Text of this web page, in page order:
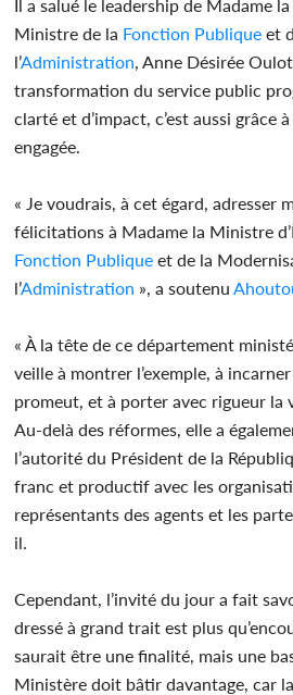
Il a salué le leadership de Madame
Ministre de la Fonction Publique et
l’Administration, Anne Désirée
transformation du service public
clarté et d’impact, c’est aussi grâce
engagée.
« Je voudrais, à cet égard, adresser
félicitations à Madame la Ministre
Fonction Publique et de la
l’Administration », a soutenu
« À la tête de ce département
veille à montrer l’exemple, à
promeut, et à porter avec rigueur la
Au-delà des réformes, elle a
l’autorité du Président de la
franc et productif avec les
représentants des agents et les
il.
Cependant, l’invité du jour a fait
dressé à grand trait est plus
saurait être une finalité, mais une
Ministère doit bâtir davantage, car